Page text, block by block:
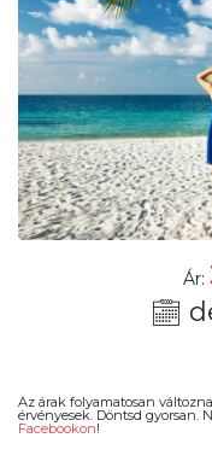
Ár:
Az árak folyamatosan
érvényesek. Döntsd gyorsan.
Facebookon!